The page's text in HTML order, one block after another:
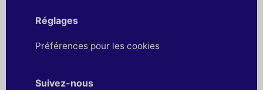
Réglages
Préférences pour les cookies
Suivez-nous